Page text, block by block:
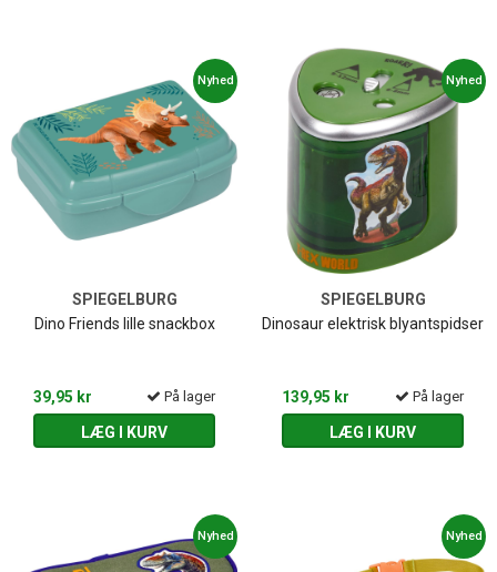
Nyhed
SPIEGELBURG
Dino Friends lille snackbox
39,95 kr På lager
LÆG I KURV
Nyhed
SPIEGELBURG
Dinosaur elektrisk blyantspidser
139,95 kr På lager
LÆG I KURV
Nyhed Nyhed